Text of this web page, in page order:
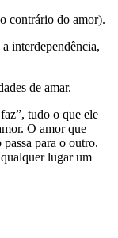
contrário do amor).
interdependência,
de amar.
tudo o que ele
O amor que
para o outro.
lugar um